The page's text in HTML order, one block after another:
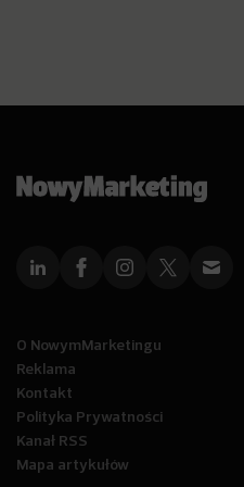
O NowymMarketingu
Reklama
Kontakt
Polityka Prywatności
Kanał RSS
Mapa artykułów